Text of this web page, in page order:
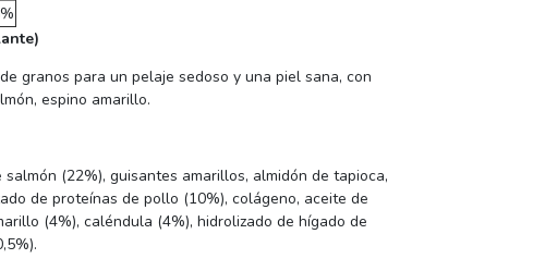
granos para un pelaje sedoso y una piel sana, con
espino amarillo.
(22%), guisantes amarillos, almidón de tapioca,
de proteínas de pollo (10%), colágeno, aceite de
(4%), caléndula (4%), hidrolizado de hígado de